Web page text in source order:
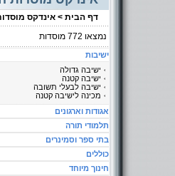
דף הבית > אינדקס
נמצאו 772 מוסדות
ישיבות
ישיבה גדולה
ישיבה קטנה
ישיבה לבעלי תשובה
מכינה לישיבה קטנה
אגודות וארגונים
תלמודי תורה
בתי ספר וסמינרים
כוללים
חינוך מיוחד